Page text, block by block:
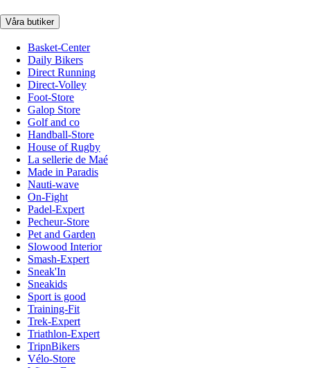
Våra butiker
Basket-Center
Daily Bikers
Direct Running
Direct-Volley
Foot-Store
Galop Store
Golf and co
Handball-Store
House of Rugby
La sellerie de Maé
Made in Paradis
Nauti-wave
On-Fight
Padel-Expert
Pecheur-Store
Pet and Garden
Slowood Interior
Smash-Expert
Sneak'In
Sneakids
Sport is good
Training-Fit
Trek-Expert
Triathlon-Expert
TripnBikers
Vélo-Store